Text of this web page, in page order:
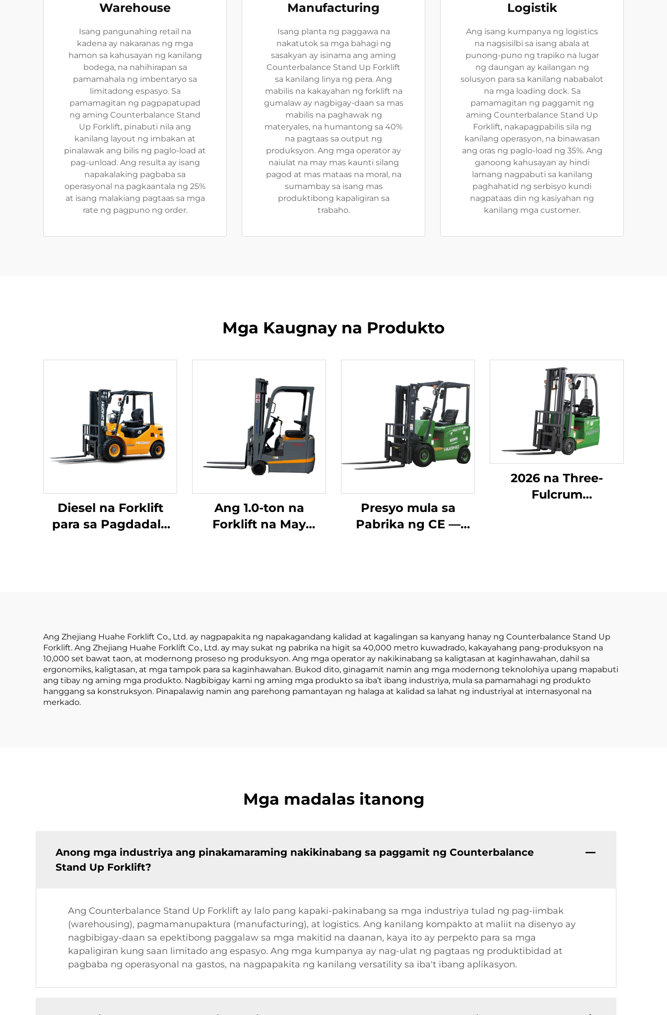
Warehouse
Isang pangunahing retail na
kadena ay nakaranas ng mga
hamon sa kahusayan ng kanilang
bodega, na nahihirapan sa
pamamahala ng imbentaryo sa
limitadong espasyo. Sa
pamamagitan ng pagpapatupad
ng aming Counterbalance Stand
Up Forklift, pinabuti nila ang
kanilang layout ng imbakan at
pinalawak ang bilis ng paglo-load at
pag-unload. Ang resulta ay isang
napakalaking pagbaba sa
operasyonal na pagkaantala ng 25%
at isang malakiang pagtaas sa mga
rate ng pagpuno ng order.
Manufacturing
Isang planta ng paggawa na
nakatutok sa mga bahagi ng
sasakyan ay isinama ang aming
Counterbalance Stand Up Forklift
sa kanilang linya ng pera. Ang
mabilis na kakayahan ng forklift na
gumalaw ay nagbigay-daan sa mas
mabilis na paghawak ng
materyales, na humantong sa 40%
na pagtaas sa output ng
produksyon. Ang mga operator ay
naiulat na may mas kaunti silang
pagod at mas mataas na moral, na
sumambay sa isang mas
produktibong kapaligiran sa
trabaho.
Logistik
Ang isang kumpanya ng logistics
na nagsisilbi sa isang abala at
punong-puno ng trapiko na lugar
ng daungan ay kailangan ng
solusyon para sa kanilang nababalot
na mga loading dock. Sa
pamamagitan ng paggamit ng
aming Counterbalance Stand Up
Forklift, nakapagpabilis sila ng
kanilang operasyon, na binawasan
ang oras ng paglo-load ng 35%. Ang
ganoong kahusayan ay hindi
lamang nagpabuti sa kanilang
paghahatid ng serbisyo kundi
nagpataas din ng kasiyahan ng
kanilang mga customer.
Mga Kaugnay na Produkto
Diesel na Forklift
para sa Pagdadala
Ang 1.0-ton na
Forklift na May
Presyo
Presyo mula sa
Pabrika ng CE —
ng Uri ng Terreno
2026 na Three-
Fulcrum
Ang Zhejiang Huahe Forklift Co., Ltd. ay nagpapakita ng napakagandang kalidad at kagalingan sa kanyang hanay ng Counterbalance Stand Up
Forklift. Ang Zhejiang Huahe Forklift Co., Ltd. ay may sukat ng pabrika na higit sa 40,000 metro kuwadrado, kakayahang pang-produksyon na
10,000 set bawat taon, at modernong proseso ng produksyon. Ang mga operator ay nakikinabang sa kaligtasan at kaginhawahan, dahil sa
ergonomiks, kaligtasan, at mga tampok para sa kaginhawahan. Bukod dito, ginagamit namin ang mga modernong teknolohiya upang mapabuti
ang tibay ng aming mga produkto. Nagbibigay kami ng aming mga produkto sa iba’t ibang industriya, mula sa pamamahagi ng produkto
hanggang sa konstruksyon. Pinapalawig namin ang parehong pamantayan ng halaga at kalidad sa lahat ng industriyal at internasyonal na
merkado.
Mga madalas itanong
Anong mga industriya ang pinakamaraming nakikinabang sa paggamit ng Counterbalance
Stand Up Forklift?
Ang Counterbalance Stand Up Forklift ay lalo pang kapaki-pakinabang sa mga industriya tulad ng pag-iimbak
(warehousing), pagmamanupaktura (manufacturing), at logistics. Ang kanilang kompakto at maliit na disenyo ay
nagbibigay-daan sa epektibong paggalaw sa mga makitid na daanan, kaya ito ay perpekto para sa mga
kapaligiran kung saan limitado ang espasyo. Ang mga kumpanya ay nag-ulat ng pagtaas ng produktibidad at
pagbaba ng operasyonal na gastos, na nagpapakita ng kanilang versatility sa iba't ibang aplikasyon.